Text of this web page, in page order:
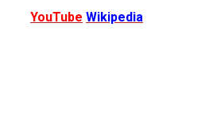
YouTube Wikipedia